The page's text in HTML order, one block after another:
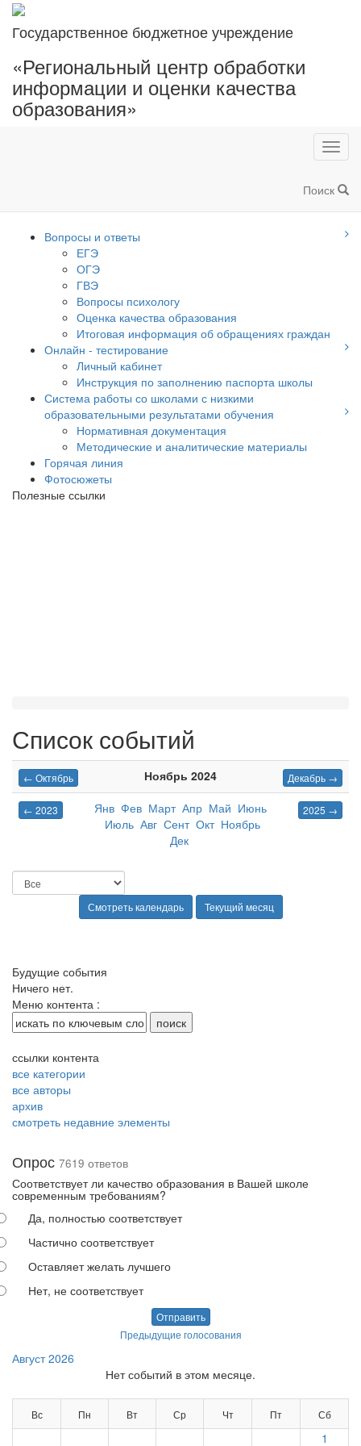
Государственное бюджетное учреждение
«Региональный центр обработки
информации и оценки качества
образования»
Поиск
Вопросы и ответы
ЕГЭ
ОГЭ
ГВЭ
Вопросы психологу
Оценка качества образования
Итоговая информация об обращениях граждан
Онлайн - тестирование
Личный кабинет
Инструкция по заполнению паспорта школы
Система работы со школами с низкими
образовательными результатами обучения
Нормативная документация
Методические и аналитические материалы
Горячая линия
Фотосюжеты
Полезные ссылки
Список событий
← Октябрь Ноябрь 2024 Декабрь →
← 2023 Янв Фев Март Апр Май Июнь
Июль Авг Сент Окт Ноябрь
Дек
2025 →
Будущие события
Ничего нет.
Меню контента :
ссылки контента
все категории
все авторы
архив
смотреть недавние элементы
Опрос 7619 ответов
Соответствует ли качество образования в Вашей школе
современным требованиям?
Да, полностью соответствует
Частично соответствует
Оставляет желать лучшего
Нет, не соответствует
Отправить
Предыдущие голосования
Август 2026
Нет событий в этом месяце.
Вс Пн Вт Ср Чт Пт Сб
1